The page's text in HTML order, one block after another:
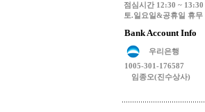
점심시간 12:30 ~ 13:30
토.일요일&공휴일 휴무
Bank Account Info
우리은행
1005-301-176587
임종오(진수상사)